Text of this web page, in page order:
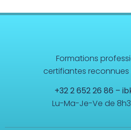
Formations
certifiantes reconnues
+32 2 652 26 86 –
Lu-Ma-Je-Ve de